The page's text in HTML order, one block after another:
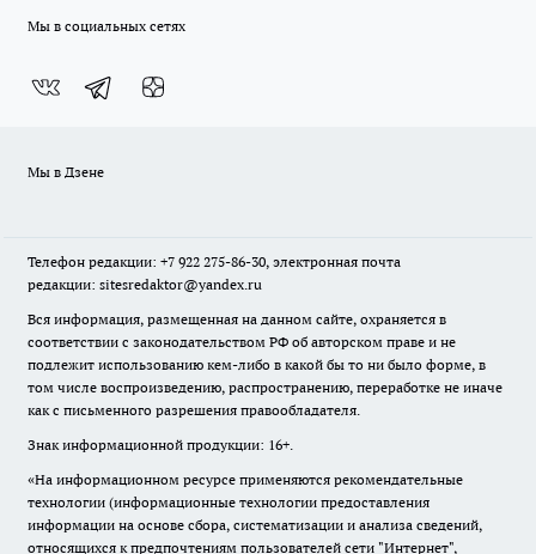
Мы в социальных сетях
Мы в Дзене
Телефон редакции: +7 922 275-86-30, электронная почта
редакции: sitesredaktor@yandex.ru
Вся информация, размещенная на данном сайте, охраняется в
соответствии с законодательством РФ об авторском праве и не
подлежит использованию кем-либо в какой бы то ни было форме, в
том числе воспроизведению, распространению, переработке не иначе
как с письменного разрешения правообладателя.
Знак информационной продукции: 16+.
«На информационном ресурсе применяются рекомендательные
технологии (информационные технологии предоставления
информации на основе сбора, систематизации и анализа сведений,
относящихся к предпочтениям пользователей сети "Интернет",